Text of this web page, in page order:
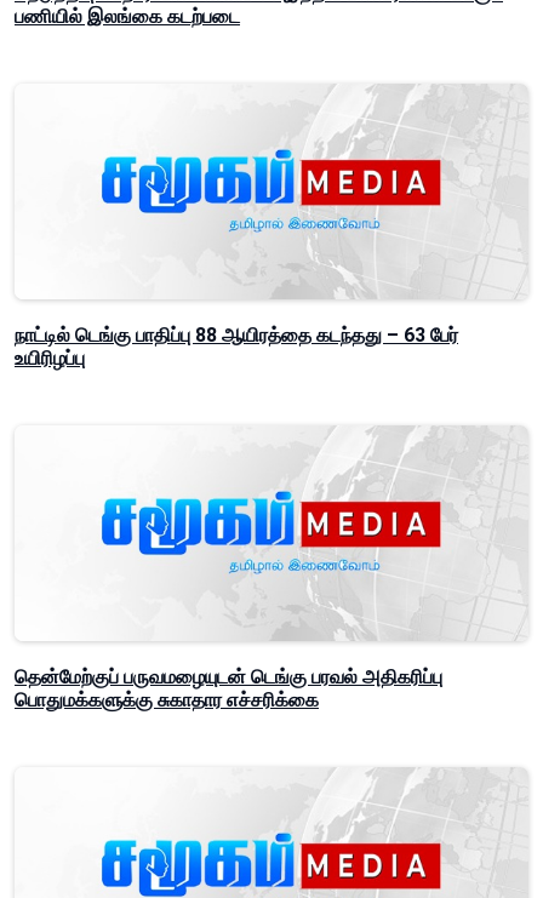
பணியில் இலங்கை கடற்படை
நாட்டில் டெங்கு பாதிப்பு 88 ஆயிரத்தை கடந்தது – 63 பேர்
உயிரிழப்பு
தென்மேற்குப் பருவமழையுடன் டெங்கு பரவல் அதிகரிப்பு
பொதுமக்களுக்கு சுகாதார எச்சரிக்கை